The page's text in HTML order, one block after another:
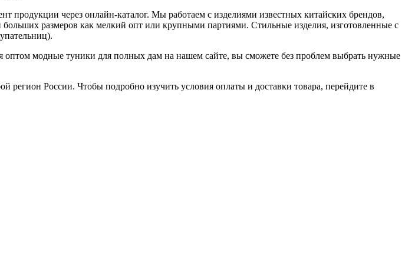
через онлайн-каталог. Мы работаем с изделиями известных китайских брендов,
размеров как мелкий опт или крупными партиями. Стильные изделия, изготовленные с
оптом модные туники для полных дам на нашем сайте, вы сможете без проблем выбрать нужные
России. Чтобы подробно изучить условия оплаты и доставки товара, перейдите в